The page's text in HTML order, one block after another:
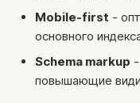
ЗВОНОК
+371 25 707 255
Mobile-first -
основного
Schema markup
повышающие